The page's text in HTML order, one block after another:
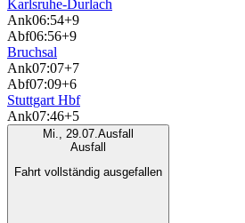
Karlsruhe-Durlach
Ank06:54+9
Abf06:56+9
Bruchsal
Ank07:07+7
Abf07:09+6
Stuttgart Hbf
Ank07:46+5
Mi., 29.07. Ausfall
Ausfall
Fahrt vollständig ausgefallen